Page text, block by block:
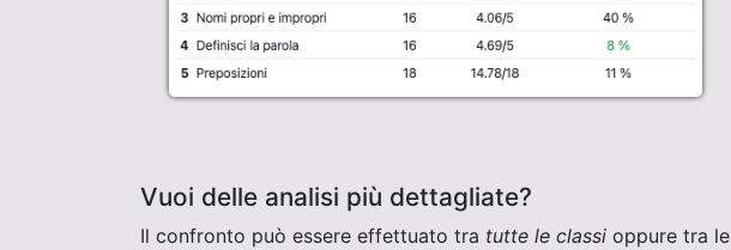
Vuoi delle analisi più dettagliate?
Il confronto può essere effettuato tra tutte le classi oppure tra le